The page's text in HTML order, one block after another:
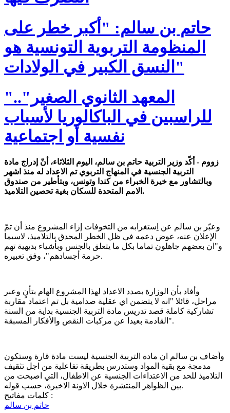
حاتم بن سالم: "أكبر خطر على
المنظومة التربوية التونسية هو
النسق الكبير في الولادات"
"المعهد الثانوي الصغير"..
للراسبين في الباكالوريا لأسباب
نفسية أو اجتماعية
زووم - أكّد وزير التربية حاتم بن سالم، اليوم الثلاثاء، أنّ إدراج مادة
التربية الجنسية في المنهاج التربوي تم الاعداد له منذ اشهر
وبالتشاور مع خيرة الخبراء من كندا وتونس، وبتأطير من صندوق
الامم المتحدة للسكان بغية تحصين التلاميذ.
وعبّر بن سالم عن اِستغرابه من التخوفات إزاء المشروع منذ أن تمّ
الإعلان عنه، عوض دعمه في ظل الخطر المحدق بالتلاميذ، لاسيما
و"ان بعضهم جاهلون تماما بكل ما يتعلق بالجنس وبأشياء بديهية تهم
حرمة أجسادهم"، وفق تعبيره.
وأفاد بأن الوزارة بصدد الاعداد لهذا المشروع الهام بتأنٍ وعبر
مراحل، قائلا "انه لا يتضمن اي عقلية صدامية بل تم اعتماد مقاربة
تشاركية كاملة قصد تدريس مادة التربية الجنسية بداية من السنة
القادمة بعيدا عن مركبات النقص والأفكار المسبقة".
وأضاف بن سالم ان مادة التربية الجنسية ليست مادة قارة وستكون
مدمجة مع بقية المواد وستدرس بطريقة تفاعلية من اجل تثقيف
التلاميذ للحد من الاعتداءات الجنسية عن الاطفال، التي اصبحت من
بين الظواهر المنتشرة خلال الاونة الاخيرة، حسب قوله.
كلمات مفاتيح :
حاتم بن سالم